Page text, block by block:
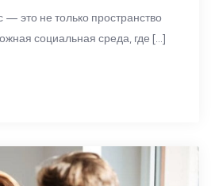
это не только пространство
социальная среда, где […]